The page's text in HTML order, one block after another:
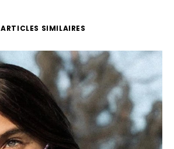
ARTICLES SIMILAIRES